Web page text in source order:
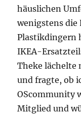
häuslichen
wenigstens
Plastikdingern
IKEA-
Theke lächelte
und fragte, ob
OScommunity
Mitglied und